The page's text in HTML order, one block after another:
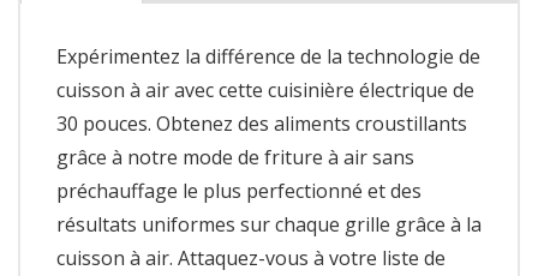
Expérimentez la différence de la technologie de
cuisson à air avec cette cuisinière électrique de
30 pouces. Obtenez des aliments croustillants
grâce à notre mode de friture à air sans
préchauffage le plus perfectionné et des
résultats uniformes sur chaque grille grâce à la
cuisson à air. Attaquez-vous à votre liste de